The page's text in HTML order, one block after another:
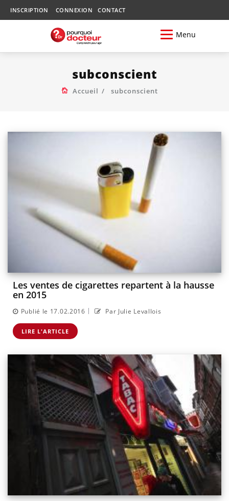
INSCRIPTION CONNEXION CONTACT
Menu
subconscient
Accueil subconscient
Les ventes de cigarettes repartent à la hausse
en 2015
Publié le 17.02.2016 | Par Julie Levallois
LIRE L'ARTICLE